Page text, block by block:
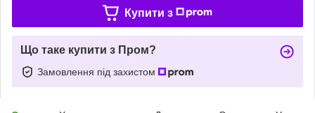
Купити з
Що таке купити з Пром?
Замовлення під захистом